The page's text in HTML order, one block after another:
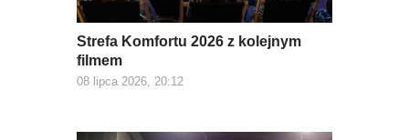
Strefa Komfortu 2026 z kolejnym
filmem
08 lipca 2026, 20:12